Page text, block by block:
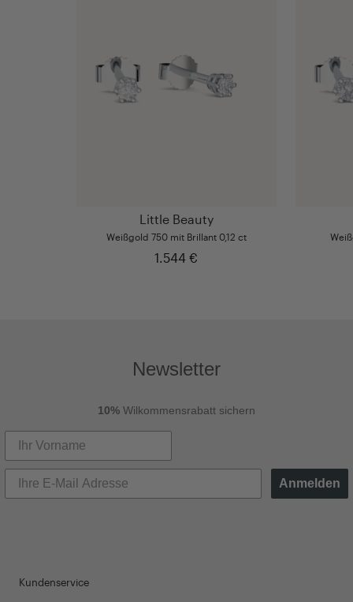
Little Beauty
Weißgold 750 mit Brillant 0,12 ct
1.544 €
Newsletter
10% Wilkommensrabatt sichern
Anmelden
Kundenservice